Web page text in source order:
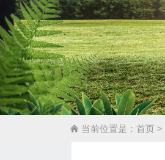
 当前位置是： 首页 >